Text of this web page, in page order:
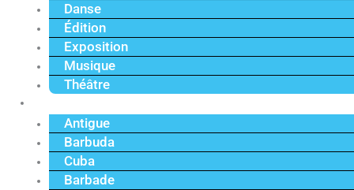
Danse
Édition
Exposition
Musique
Théâtre
Antigue
Barbuda
Cuba
Barbade